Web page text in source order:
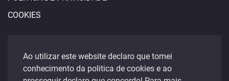
Ao utilizar este website declaro que tomei
conhecimento da politica de cookies e ao
COOKIES
douronacional@gmail.com